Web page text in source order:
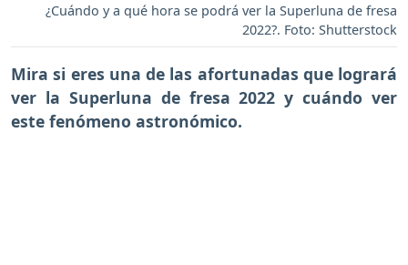
¿Cuándo y a qué hora se podrá ver la Superluna de fresa
2022?. Foto: Shutterstock
Mira si eres una de las afortunadas que logrará
ver la Superluna de fresa 2022y cuándo ver
este fenómeno astronómico.